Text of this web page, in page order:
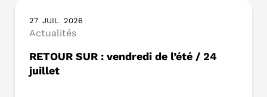
27 JUIL 2026
Actualités
RETOUR SUR : vendredi de l’été / 24
juillet